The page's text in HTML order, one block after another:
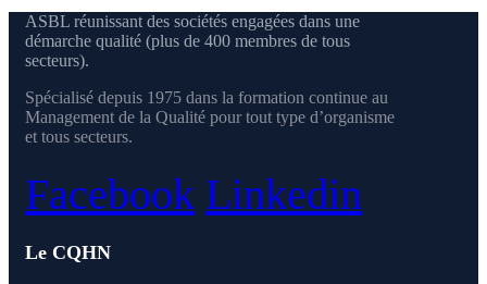
ASBL réunissant des sociétés engagées dans une
démarche qualité (plus de 400 membres de tous
secteurs).
Spécialisé depuis 1975 dans la formation continue au
Management de la Qualité pour tout type d’organisme
et tous secteurs.
Facebook Linkedin
Le CQHN